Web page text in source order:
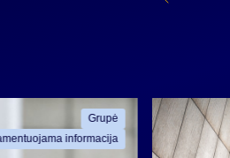
Grupė
informacija